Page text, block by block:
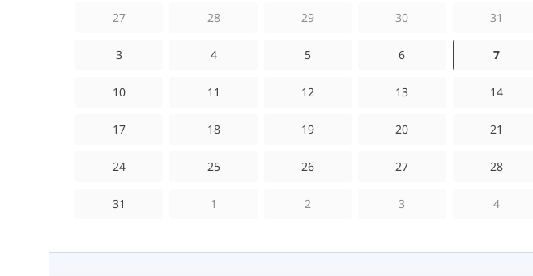
27 28 29 30 31
3 4 5 6 7
10 11 12 13 14
17 18 19 20 21
24 25 26 27 28
31 1 2 3 4